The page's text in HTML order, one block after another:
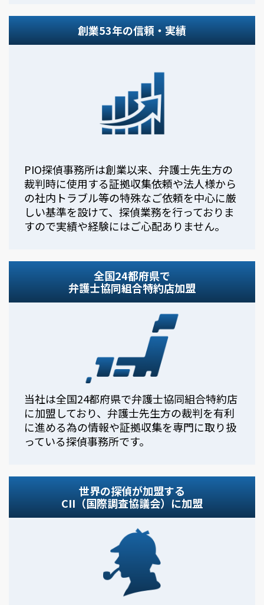
創業53年の信頼・実績
PIO探偵事務所は創業以来、弁護士先生方の
裁判時に使用する証拠収集依頼や法人様から
の社内トラブル等の特殊なご依頼を中心に厳
しい基準を設けて、探偵業務を行っておりま
すので実績や経験にはご心配ありません。
全国24都府県で
弁護士協同組合特約店加盟
当社は全国24都府県で弁護士協同組合特約店
に加盟しており、弁護士先生方の裁判を有利
に進める為の情報や証拠収集を専門に取り扱
っている探偵事務所です。
世界の探偵が加盟する
CII（国際調査協議会）に加盟